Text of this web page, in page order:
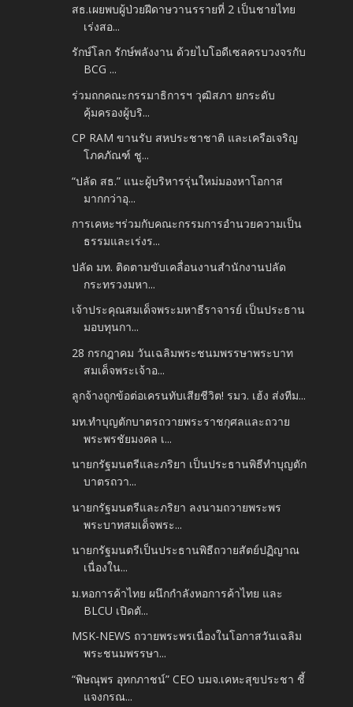
สธ.เผยพบผู้ป่วยฝีดาษวานรรายที่ 2 เป็นชายไทย
เร่งสอ...
รักษ์โลก รักษ์พลังงาน ด้วยไบโอดีเซลครบวงจรกับ
BCG ...
ร่วมถกคณะกรรมาธิการฯ วุฒิสภา ยกระดับ
คุ้มครองผู้บริ...
CP RAM ขานรับ สหประชาชาติ และเครือเจริญ
โภคภัณฑ์ ชู...
“ปลัด สธ.” แนะผู้บริหารรุ่นใหม่มองหาโอกาส
มากกว่าอุ...
การเคหะฯร่วมกับคณะกรรมการอำนวยความเป็น
ธรรมและเร่งร...
ปลัด มท. ติดตามขับเคลื่อนงานสำนักงานปลัด
กระทรวงมหา...
เจ้าประคุณสมเด็จพระมหาธีราจารย์ เป็นประธาน
มอบทุนกา...
28 กรกฎาคม วันเฉลิมพระชนมพรรษาพระบาท
สมเด็จพระเจ้าอ...
ลูกจ้างถูกข้อต่อเครนทับเสียชีวิต! รมว. เฮ้ง ส่งทีม...
มท.ทำบุญตักบาตรถวายพระราชกุศลและถวาย
พระพรชัยมงคล เ...
นายกรัฐมนตรีและภริยา เป็นประธานพิธีทำบุญตัก
บาตรถวา...
นายกรัฐมนตรีและภริยา ลงนามถวายพระพร
พระบาทสมเด็จพระ...
นายกรัฐมนตรีเป็นประธานพิธีถวายสัตย์ปฏิญาณ
เนื่องใน...
ม.หอการค้าไทย ผนึกกำลังหอการค้าไทย และ
BLCU เปิดตั...
MSK-NEWS ถวายพระพรเนื่องในโอกาสวันเฉลิม
พระชนมพรรษา...
“พิษณุพร อุทกภาชน์” CEO บมจ.เคหะสุขประชา ชี้
แจงกรณ...